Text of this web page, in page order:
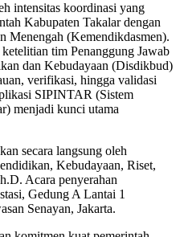
intensitas koordinasi yang
Kabupaten Takalar dengan
Menengah (Kemendikdasmen).
tim Penanggung Jawab
dan Kebudayaan (Disdikbud)
verifikasi, hingga validasi
SIPINTAR (Sistem
menjadi kunci utama
secara langsung oleh
Kebudayaan, Riset,
Acara penyerahan
Gedung A Lantai 1
Senayan, Jakarta.